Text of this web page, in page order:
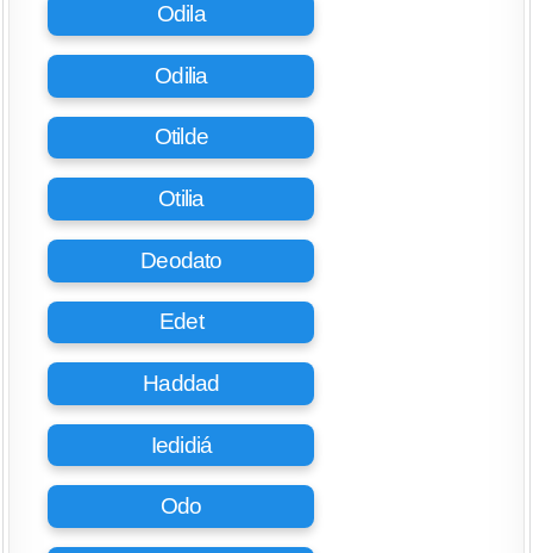
Odila
Odilia
Otilde
Otilia
Deodato
Edet
Haddad
Iedidiá
Odo